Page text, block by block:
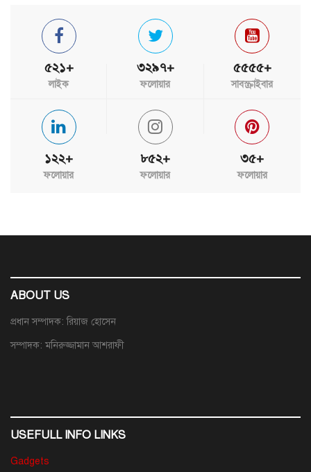
৫২১+
লাইক
৩২৯৭+
ফলোয়ার
৫৫৫৫+
সাবস্ক্রাইবার
১২২+
ফলোয়ার
৮৫২+
ফলোয়ার
৩৫+
ফলোয়ার
ABOUT US
প্রধান সম্পাদক: রিয়াজ হোসেন
সম্পাদক: মনিরুজ্জামান আশরাফী
USEFULL INFO LINKS
Gadgets